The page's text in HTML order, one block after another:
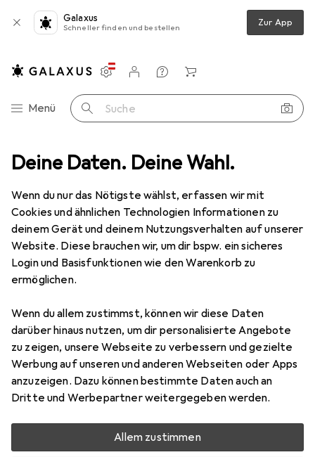
Deine Daten. Deine Wahl.
Wenn du nur das Nötigste wählst, erfassen wir mit
Cookies und ähnlichen Technologien Informationen zu
deinem Gerät und deinem Nutzungsverhalten auf unserer
Website. Diese brauchen wir, um dir bspw. ein sicheres
Login und Basisfunktionen wie den Warenkorb zu
ermöglichen.
Wenn du allem zustimmst, können wir diese Daten
darüber hinaus nutzen, um dir personalisierte Angebote
zu zeigen, unsere Webseite zu verbessern und gezielte
Werbung auf unseren und anderen Webseiten oder Apps
anzuzeigen. Dazu können bestimmte Daten auch an
Dritte und Werbepartner weitergegeben werden.
Allem zustimmen
Galaxus
Schneller finden und bestellen Zur App
Navigation nach Kategorien
Menü Suche
Einstellungen
Kundenkonto
Vergleichslisten
Merklisten
Warenkorb
Bridges + Router Netzwerk Switch TP-Link Tl-Sg1016pe
8 Bilder
TP-LinkTl-Sg1016pe
Preis in EUR inkl. MwSt.
EUR
128,55
45
Bewertungen Marke
Mehr von TP-Link
Aktuell nicht lieferbar
Benachrichtigen, wenn lieferbar